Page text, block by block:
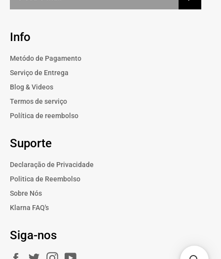
Info
Metódo de Pagamento
Serviço de Entrega
Blog & Videos
Termos de serviço
Política de reembolso
Suporte
Declaração de Privacidade
Politica de Reembolso
Sobre Nós
Klarna FAQ's
Siga-nos
FacebookTwitterInstagram